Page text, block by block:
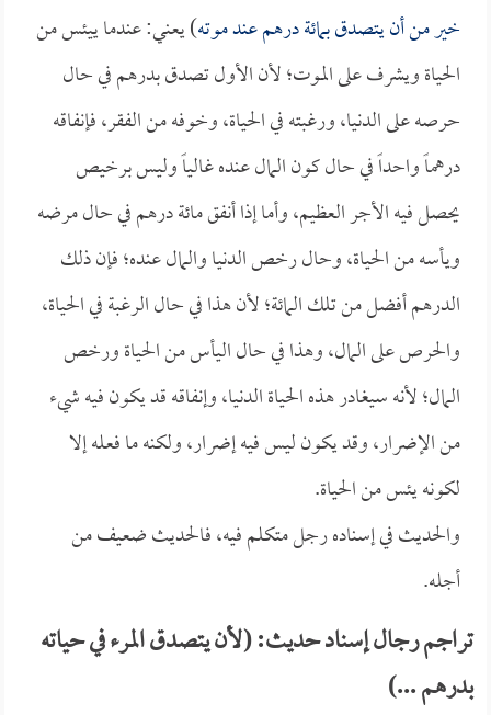
خير من أن يتصدق بمائة درهم عند موته) يعني: عندما ييئس من
الحياة ويشرف على الموت؛ لأن الأول تصدق بدرهم في حال
حرصه على الدنيا، ورغبته في الحياة، وخوفه من الفقر، فإنفاقه
درهماً واحداً في حال كون المال عنده غالياً وليس برخيص
يحصل فيه الأجر العظيم، وأما إذا أنفق مائة درهم في حال مرضه
ويأسه من الحياة، وحال رخص الدنيا والمال عنده؛ فإن ذلك
الدرهم أفضل من تلك المائة؛ لأن هذا في حال الرغبة في الحياة،
والحرص على المال، وهذا في حال اليأس من الحياة ورخص
المال؛ لأنه سيغادر هذه الحياة الدنيا، وإنفاقه قد يكون فيه شيء
من الإضرار، وقد يكون ليس فيه إضرار، ولكنه ما فعله إلا
لكونه يئس من الحياة.
والحديث في إسناده رجل متكلم فيه، فالحديث ضعيف من
أجله.
تراجم رجال إسناد حديث: (لأن يتصدق المرء في حياته
بدرهم ...)